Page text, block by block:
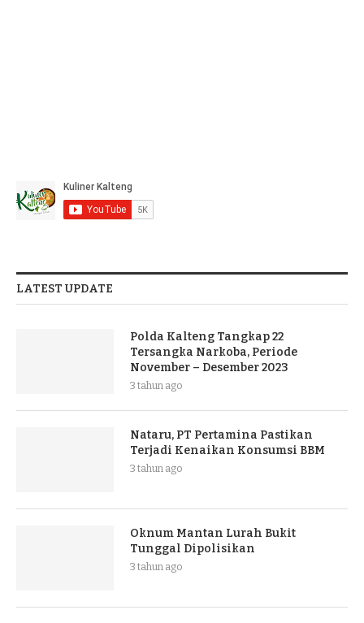
LATEST UPDATE
Polda Kalteng Tangkap 22
Tersangka Narkoba, Periode
November – Desember 2023
3 tahun ago
Nataru, PT Pertamina Pastikan
Terjadi Kenaikan Konsumsi BBM
3 tahun ago
Oknum Mantan Lurah Bukit
Tunggal Dipolisikan
3 tahun ago